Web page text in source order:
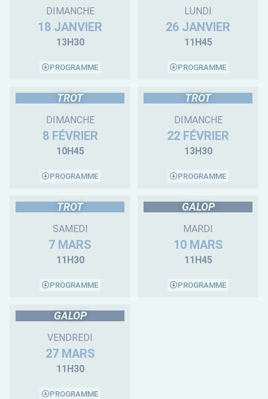
DIMANCHE
18 JANVIER
13H30
PROGRAMME
LUNDI
26 JANVIER
11H45
PROGRAMME
TROT
DIMANCHE
8 FÉVRIER
10H45
PROGRAMME
TROT
DIMANCHE
22 FÉVRIER
13H30
PROGRAMME
TROT
SAMEDI
7 MARS
11H30
PROGRAMME
GALOP
MARDI
10 MARS
11H45
PROGRAMME
GALOP
VENDREDI
27 MARS
11H30
PROGRAMME